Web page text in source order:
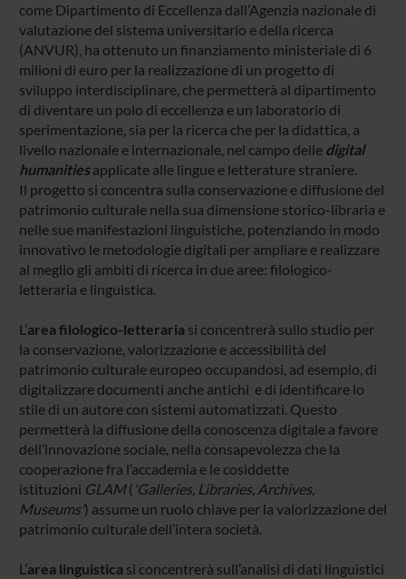
come Dipartimento di Eccellenza dall’Agenzia nazionale di
valutazione del sistema universitario e della ricerca
(ANVUR), ha ottenuto un finanziamento ministeriale di 6
milioni di euro per la realizzazione di un progetto di
sviluppo interdisciplinare, che permetterà al dipartimento
di diventare un polo di eccellenza e un laboratorio di
sperimentazione, sia per la ricerca che per la didattica, a
livello nazionale e internazionale, nel campo delle digital
humanitiesapplicate alle lingue e letterature straniere.
Il progetto si concentra sulla conservazione e diffusione del
patrimonio culturale nella sua dimensione storico-libraria e
nelle sue manifestazioni linguistiche, potenziando in modo
innovativo le metodologie digitali per ampliare e realizzare
al meglio gli ambiti di ricerca in due aree: filologico-
letteraria e linguistica.
L’area filologico-letterariasi concentrerà sullo studio per
la conservazione, valorizzazione e accessibilità del
patrimonio culturale europeo occupandosi, ad esempio, di
digitalizzare documenti anche antichi e di identificare lo
stile di un autore con sistemi automatizzati. Questo
permetterà la diffusione della conoscenza digitale a favore
dell’innovazione sociale, nella consapevolezza che la
cooperazione fra l’accademia e le cosiddette
istituzioni GLAM( 'Galleries, Libraries, Archives,
Museums') assume un ruolo chiave per la valorizzazione del
patrimonio culturale dell’intera società.
L’area linguisticasi concentrerà sull’analisi di dati linguistici